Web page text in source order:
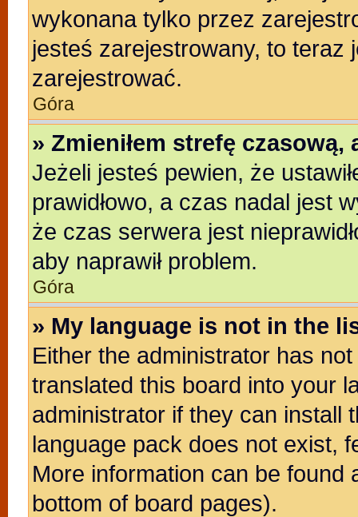
wykonana tylko przez
jesteś zarejestrowany, to teraz
zarejestrować.
Góra
» Zmieniłem strefę
Jeżeli jesteś pewien, że
prawidłowo, a czas nadal jest
że czas serwera jest
aby naprawił problem.
Góra
» My language is not in the
Either the administrator has
translated this board into your
administrator if they can install
language pack does not exist,
More information can be found
bottom of board pages).